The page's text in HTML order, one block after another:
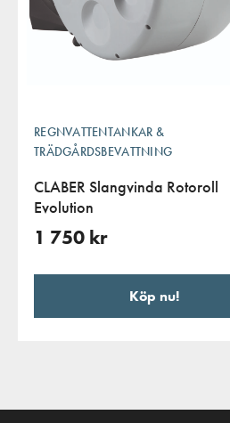
REGNVATTENTANKAR &
TRÄDGÅRDSBEVATTNING
CLABER Slangvinda Rotoroll
Evolution
1 750 kr
Köp nu!